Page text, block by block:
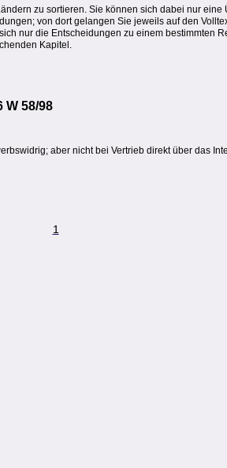
zu sortieren. Sie können sich dabei nur
von dort gelangen Sie jeweils auf den
nur die Entscheidungen zu einem bestimmten
Kapitel.
W 58/98
aber nicht bei Vertrieb direkt über das
1